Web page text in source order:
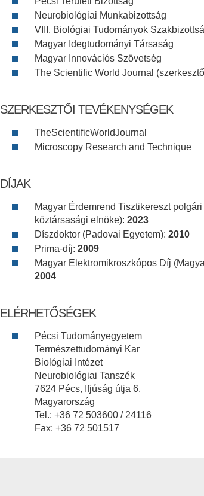
Neurobiológiai Munkabizottság
VIII. Biológiai Tudományok
Magyar Idegtudományi Társaság
Magyar Innovációs Szövetség
The Scientific World Journal
SZERKESZTŐI TEVÉKENYSÉGEK
TheScientificWorldJournal
Microscopy Research and Technique
DÍJAK
Magyar Érdemrend Tisztikereszt
köztársasági elnöke): 2023
Díszdoktor (Padovai Egyetem): 2010
Prima-díj: 2009
Magyar Elektromikroszkópos Díj
2004
ELÉRHETŐSÉGEK
Pécsi Tudományegyetem
Természettudományi Kar
Biológiai Intézet
Neurobiológiai Tanszék
7624 Pécs, Ifjúság útja 6.
Magyarország
Tel.: +36 72 503600 / 24116
Fax: +36 72 501517